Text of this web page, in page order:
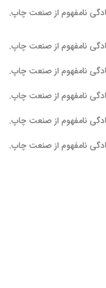
نامفهوم از صنعت چاپ.
نامفهوم از صنعت چاپ.
نامفهوم از صنعت چاپ.
نامفهوم از صنعت چاپ.
نامفهوم از صنعت چاپ.
نامفهوم از صنعت چاپ.